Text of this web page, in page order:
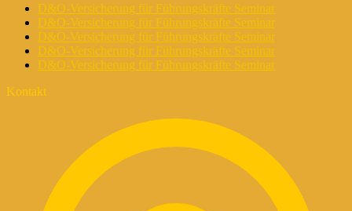
D&O-Versicherung für Führungskräfte Seminar
D&O-Versicherung für Führungskräfte Seminar
D&O-Versicherung für Führungskräfte Seminar
D&O-Versicherung für Führungskräfte Seminar
D&O-Versicherung für Führungskräfte Seminar
Kontakt